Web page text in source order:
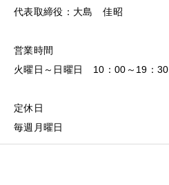
代表取締役：大島 佳昭
営業時間
火曜日～日曜日 10：00～19：30
定休日
毎週月曜日